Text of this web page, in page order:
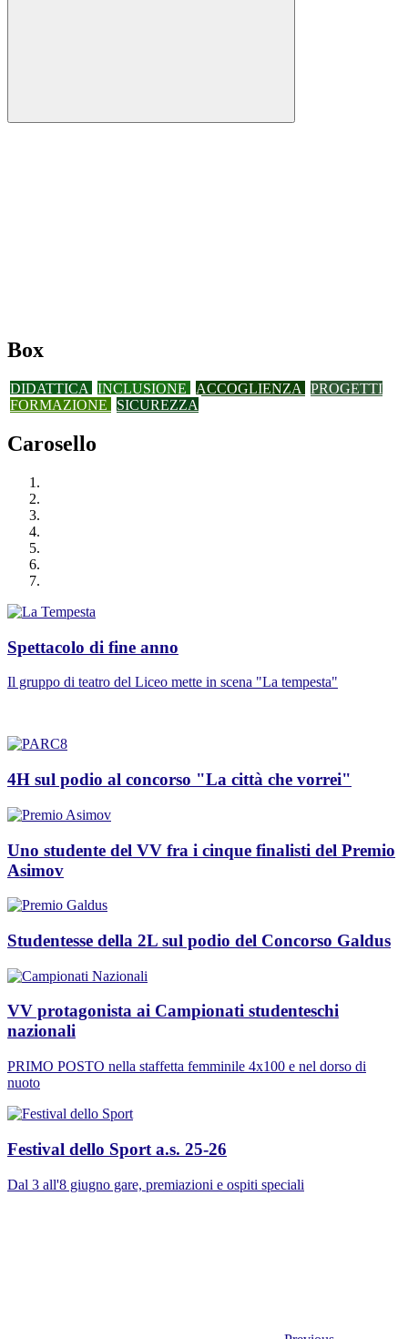
Box
DIDATTICA INCLUSIONE ACCOGLIENZA
PROGETTI
FORMAZIONE
SICUREZZA
Carosello
Spettacolo di fine anno
Il gruppo di teatro del Liceo mette in scena "La tempesta"
4H sul podio al concorso "La città che vorrei"
Uno studente del VV fra i cinque finalisti del Premio
Asimov
Studentesse della 2L sul podio del Concorso Galdus
VV protagonista ai Campionati studenteschi
nazionali
PRIMO POSTO nella staffetta femminile 4x100 e nel dorso di
nuoto
Festival dello Sport a.s. 25-26
Dal 3 all'8 giugno gare, premiazioni e ospiti speciali